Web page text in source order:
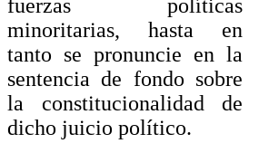
fuerzas políticas
minoritarias, hasta en
tanto se pronuncie en la
sentencia de fondo sobre
la constitucionalidad de
dicho juicio político.